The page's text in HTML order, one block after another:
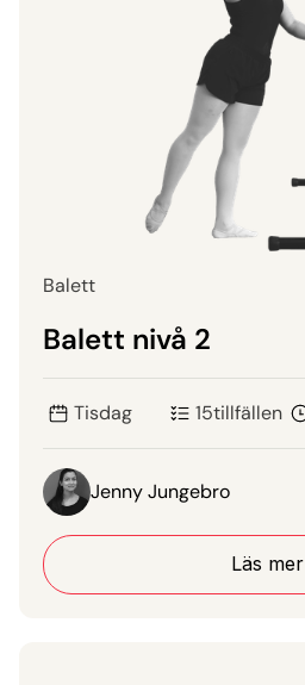
Balett
Balett nivå 2
Tisdag 15tillfällen
Jenny Jungebro
Läs mer
Läs mer